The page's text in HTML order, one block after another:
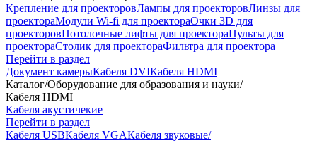
Крепление для проекторовЛампы для проекторовЛинзы для
проектораМодули Wi-fi для проектораОчки 3D для
проекторовПотолочные лифты для проектораПульты для
проектораСтолик для проектораФильтра для проектора
Перейти в раздел
Документ камерыКабеля DVIКабеля HDMI
Каталог/Оборудование для образования и науки/
Кабеля HDMI
Кабеля акустичекие
Перейти в раздел
Кабеля USBКабеля VGAКабеля звуковые/